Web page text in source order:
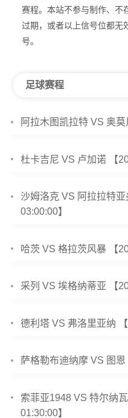
赛程。本站不参与制作、不
过期，或者以上信号位都无
号。
足球赛程
阿拉木图凯拉特 VS 奥
杜卡吉尼 VS 卢加诺 【
沙姆洛克 VS 阿拉拉特
03:00:00】
哈茨 VS 格拉茨风暴 【
采列 VS 埃格纳蒂亚 【
德利塔 VS 弗洛里亚纳
萨格勒布迪纳摩 VS 图恩
索菲亚1948 VS 特尔纳
01:30:00】